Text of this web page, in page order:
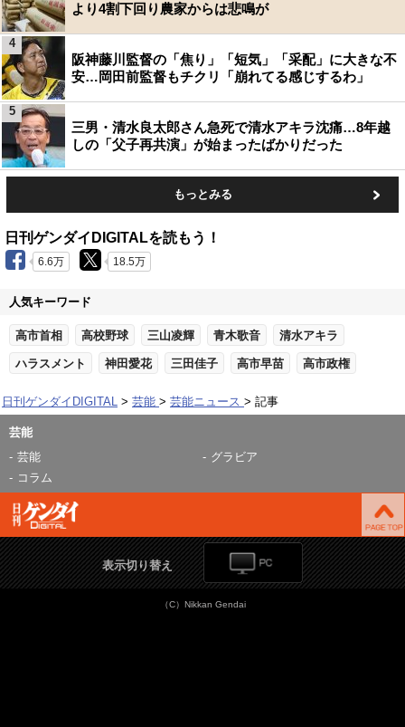
より4割下回り農家からは悲鳴が
阪神藤川監督の「焦り」「短気」「采配」に大きな不
安…岡田前監督もチクリ「崩れてる感じするわ」
4
三男・清水良太郎さん急死で清水アキラ沈痛…8年越
しの「父子再共演」が始まったばかりだった
5
もっとみる
日刊ゲンダイDIGITALを読もう！
6.6万 18.5万
人気キーワード
高市首相 高校野球 三山凌輝 青木歌音 清水アキラ
ハラスメント 神田愛花 三田佳子 高市早苗 高市政権
日刊ゲンダイDIGITAL 芸能 芸能ニュース 記事
芸能
芸能
グラビア
コラム
表示切り替え
（C）Nikkan Gendai